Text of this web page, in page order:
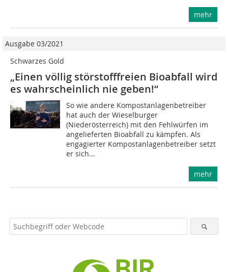
mehr
Ausgabe 03/2021
Schwarzes Gold
„Einen völlig störstofffreien Bioabfall wird
es wahrscheinlich nie geben!“
So wie andere Kompostanlagenbetreiber
hat auch der Wieselburger
(Niederösterreich) mit den Fehlwürfen im
angelieferten Bioabfall zu kämpfen. Als
engagierter Kompostanlagenbetreiber setzt
er sich...
mehr